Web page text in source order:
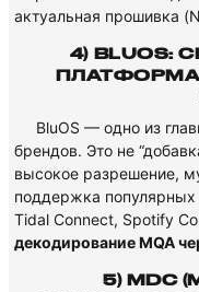
актуальная прошивка
4) BLUOS:
ПЛАТФОРМА
BluOS — одно из
брендов. Это не
высокое разрешение,
поддержка популярных
Tidal Connect, Spotify
декодирование MQA
5) MDC